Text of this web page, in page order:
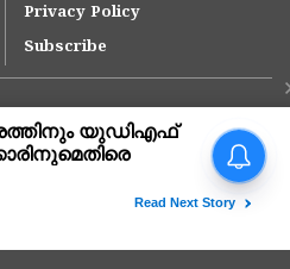
Privacy Policy
Subscribe